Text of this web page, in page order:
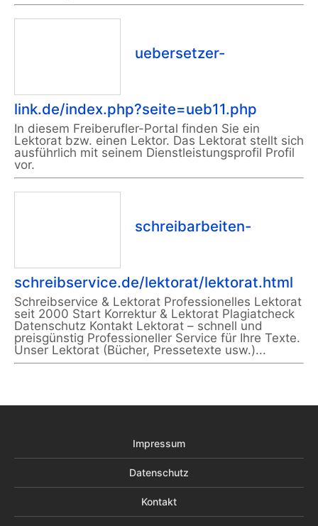
uebersetzer-
link.de/index.php?seite=ueb11.php
In diesem Freiberufler-Portal finden Sie ein
Lektorat bzw. einen Lektor. Das Lektorat stellt sich
ausführlich mit seinem Dienstleistungsprofil Profil
vor.
schreibarbeiten-
schreibservice.de/lektorat/lektorat.html
Schreibservice & Lektorat Professionelles Lektorat
seit 2000 Start Korrektur & Lektorat Plagiatcheck
Datenschutz Kontakt Lektorat – schnell und
preisgünstig Professioneller Service für Ihre Texte.
Unser Lektorat (Bücher, Pressetexte usw.)...
Impressum
Datenschutz
Kontakt